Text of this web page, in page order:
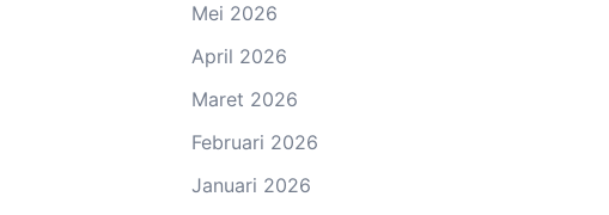
Mei 2026
April 2026
Maret 2026
Februari 2026
Januari 2026